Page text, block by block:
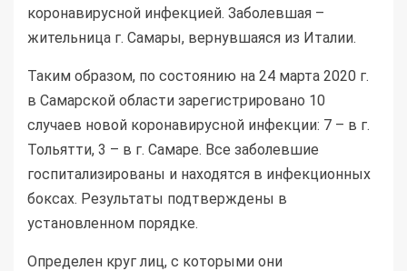
коронавирусной инфекцией. Заболевшая –
жительница г. Самары, вернувшаяся из Италии.
Таким образом, по состоянию на 24 марта 2020 г.
в Самарской области зарегистрировано 10
случаев новой коронавирусной инфекции: 7 – в г.
Тольятти, 3 – в г. Самаре. Все заболевшие
госпитализированы и находятся в инфекционных
боксах. Результаты подтверждены в
установленном порядке.
Определен круг лиц, с которыми они